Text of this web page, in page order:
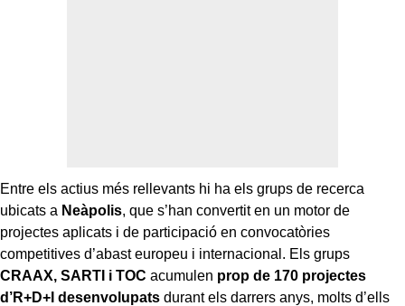
Entre els actius més rellevants hi ha els grups de recerca
ubicats a Neàpolis, que s’han convertit en un motor de
projectes aplicats i de participació en convocatòries
competitives d’abast europeu i internacional. Els grups
CRAAX, SARTI i TOC acumulen prop de 170 projectes
d’R+D+I desenvolupats durant els darrers anys, molts d’ells